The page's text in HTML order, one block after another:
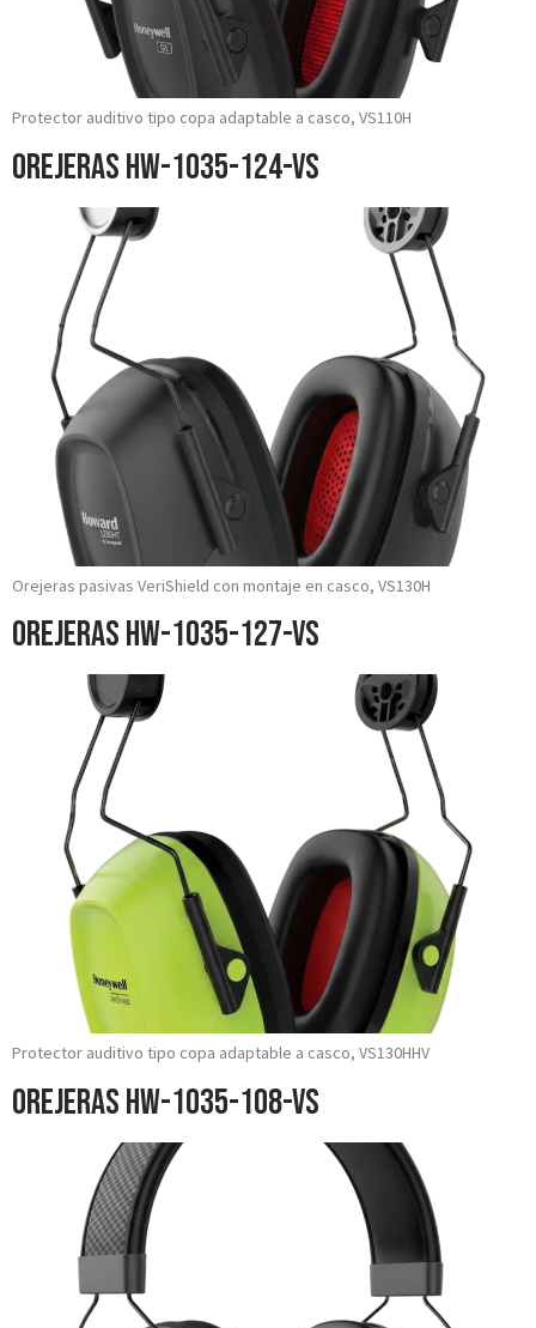
Protector auditivo tipo copa adaptable a casco, VS110H
Orejeras HW-1035-124-VS
Orejeras pasivas VeriShield con montaje en casco, VS130H
Orejeras HW-1035-127-VS
Protector auditivo tipo copa adaptable a casco, VS130HHV
Orejeras HW-1035-108-VS